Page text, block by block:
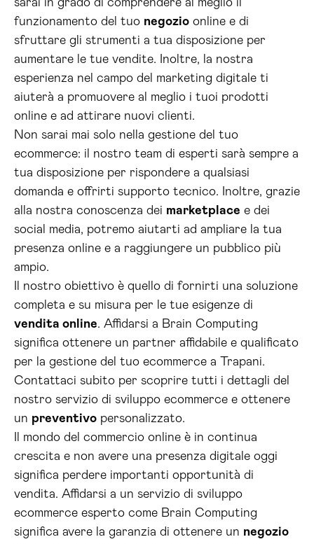
sarai in grado di comprendere al meglio il
funzionamento del tuo negozio online e di
sfruttare gli strumenti a tua disposizione per
aumentare le tue vendite. Inoltre, la nostra
esperienza nel campo del marketing digitale ti
aiuterà a promuovere al meglio i tuoi prodotti
online e ad attirare nuovi clienti.
Non sarai mai solo nella gestione del tuo
ecommerce: il nostro team di esperti sarà sempre a
tua disposizione per rispondere a qualsiasi
domanda e offrirti supporto tecnico. Inoltre, grazie
alla nostra conoscenza dei marketplace e dei
social media, potremo aiutarti ad ampliare la tua
presenza online e a raggiungere un pubblico più
ampio.
Il nostro obiettivo è quello di fornirti una soluzione
completa e su misura per le tue esigenze di
vendita online. Affidarsi a Brain Computing
significa ottenere un partner affidabile e qualificato
per la gestione del tuo ecommerce a Trapani.
Contattaci subito per scoprire tutti i dettagli del
nostro servizio di sviluppo ecommerce e ottenere
un preventivo personalizzato.
Il mondo del commercio online è in continua
crescita e non avere una presenza digitale oggi
significa perdere importanti opportunità di
vendita. Affidarsi a un servizio di sviluppo
ecommerce esperto come Brain Computing
significa avere la garanzia di ottenere un negozio